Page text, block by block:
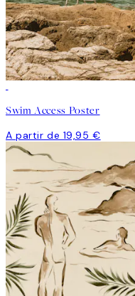
Swim Access Poster
A partir de 19,95 €